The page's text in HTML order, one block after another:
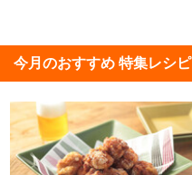
今月のおすすめ 特集レシピ